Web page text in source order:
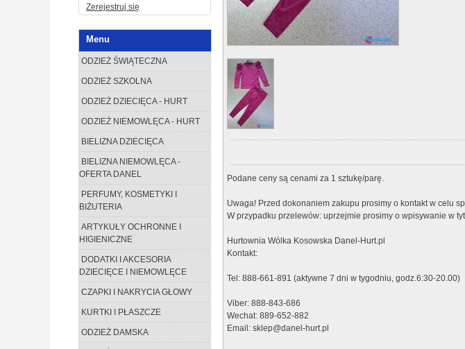
Zerejestruj się
Menu
ODZIEŻ ŚWIĄTECZNA
ODZIEŻ SZKOLNA
ODZIEŻ DZIECIĘCA - HURT
ODZIEŻ NIEMOWLĘCA - HURT
BIELIZNA DZIECIĘCA
BIELIZNA NIEMOWLĘCA -
OFERTA DANEL
PERFUMY, KOSMETYKI I
BIŻUTERIA
ARTYKUŁY OCHRONNE I
HIGIENICZNE
DODATKI I AKCESORIA
DZIECIĘCE I NIEMOWLĘCE
CZAPKI I NAKRYCIA GŁOWY
KURTKI I PŁASZCZE
ODZIEŻ DAMSKA
Podane ceny są cenami za 1 sztukę/parę.
Uwaga! Przed dokonaniem zakupu prosimy o kontakt w celu
W przypadku przelewów: uprzejmie prosimy o wpisywanie w
Hurtownia Wólka Kosowska Danel-Hurt.pl
Kontakt:
Tel: 888-661-891 (aktywne 7 dni w tygodniu, godz.6:30-20.00)
Viber: 888-843-686
Wechat: 889-652-882
Email: sklep@danel-hurt.pl